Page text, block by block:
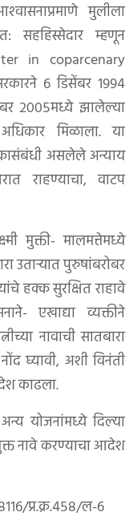
मुलीला
सहहिस्सेदार म्हणून
in coparcenary
६ डिसेंबर १९९४
२००५मध्ये झालेल्या
मिळाला. या
असलेले अन्याय
राहण्याचा, वाटप
मुक्ती- मालमत्तेमध्ये
उतार्‍यात पुरुषांबरोबर
हक्क सुरक्षित राहावे
एखाद्या व्यक्तीने
नावाची सातबारा
घ्यावी, अशी विनंती
काढला.
योजनांमध्ये दिल्या
नावे करण्याचा आदेश
प्र.क्र.४५८/ल-६